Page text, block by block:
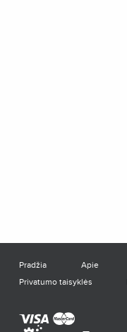
Pradžia Apie
Privatumo taisyklės